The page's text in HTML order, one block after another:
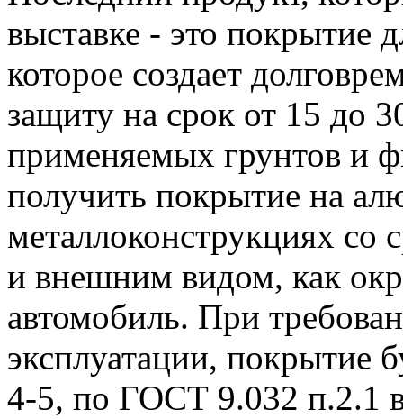
выставке - это покрытие
которое создает
защиту на срок от 15 до
применяемых грунтов и
получить покрытие на
металлоконструкциях со
и внешним видом, как
автомобиль. При
эксплуатации, покрытие
4-5, по ГОСТ 9.032 п.2.1